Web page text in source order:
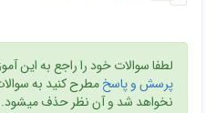
لطفا سوالات خود را راجع به این
پرسش و پاسخمطرح کنید به
نخواهد شد و آن نظر حذف میشود.